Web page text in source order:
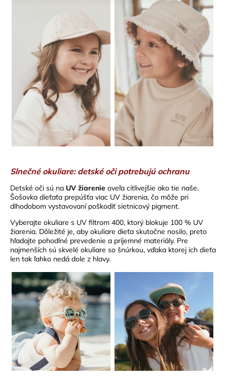
Slnečné okuliare:detské oči potrebujú ochranu
Detské oči sú na UV žiarenie oveľa citlivejšie ako tie naše.
Šošovka dieťaťa prepúšťa viac UV žiarenia, čo môže pri
dlhodobom vystavovaní poškodiť sietnicový pigment.
Vyberajte okuliare s UV filtrom 400, ktorý blokuje 100 % UV
žiarenia. Dôležité je, aby okuliare dieťa skutočne nosilo, preto
hľadajte pohodlné prevedenie a príjemné materiály. Pre
najmenších sú skvelé okuliare so šnúrkou, vďaka ktorej ich dieťa
len tak ľahko nedá dole z hlavy.